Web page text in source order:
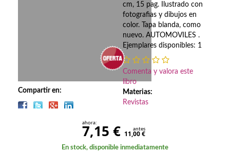
Deportes
Derecho
Divulgación científica
Compartir en:
cm, 15 pag. Ilustrado con
fotografias y dibujos en
color. Tapa blanda, como
nuevo. AUTOMOVILES .
Ejemplares disponibles: 1
Comenta y valora este
libro
Materias:
Revistas
ahora:
7,15 € antes
11,00 €
En stock, disponible inmediatamente